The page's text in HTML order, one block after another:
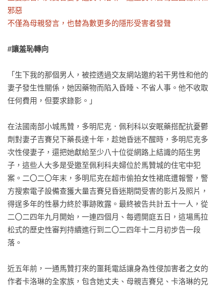
邪惡
不僅為母親發言，也替為數更多的隱形受害者發聲
#讓羞恥轉向
「生下我的那個男人，被控透過交友網站邀約若干男性和他的
妻子發生性關係，她因藥物而陷入昏睡、不省人事。他不收取
任何費用，但要求錄影。」
在法國南部小城馬贊，多明尼克．佩利科以安眠藥搭配抗憂鬱
劑對妻子吉賽兒下藥長達十年，趁她昏迷不醒時，多明尼克多
次性侵妻子，還把她獻給至少八十位從網路上結識的陌生男
子，這些人大多是受邀至佩利科夫婦位於馬贊城的住宅中犯
案。二〇二〇年末，多明尼克在超市偷拍女性裙底遭報警，警
方搜索電子設備查獲大量吉賽兒昏迷期間受害的影片及照片，
得逞多年的性暴力終於事跡敗露。最終被告共計五十一人，從
二〇二四年九月開始，一連四個月、每週開庭五日，這場馬拉
松式的歷史性審判持續進行到二〇二四年十二月初步告一段
落。
近五年前，一通馬贊打來的噩耗電話讓身為性侵加害者之女的
作者卡洛琳的全家族，包含她丈夫、母親吉賽兒、卡洛琳的兄